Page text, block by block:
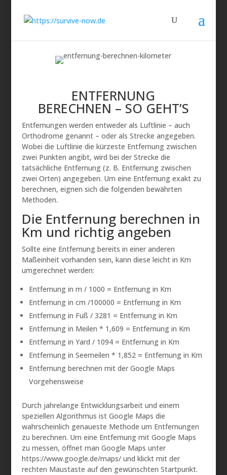
ENTFERNUNG
BERECHNEN – SO GEHT’S
Entfernungen werden entweder als Luftlinie – auch
Orthodrome genannt – oder als Strecke angegeben.
Wobei die Luftlinie die kürzeste Entfernung zwischen
zwei Punkten angibt, wird bei der Strecke die
tatsächliche Entfernung (z. B. Entfernung zwischen
zwei Orten) angegeben. Um eine Entfernung exakt zu
berechnen, eignen sich die folgenden bewährten
Methoden.
Die Entfernung berechnen in
Km und richtig angeben
Sollte eine Entfernung bereits in einer anderen
Maßeinheit vorhanden sein, kann diese leicht in Km
umgerechnet werden:
Entfernung in m / 1000 = Entfernung in Km
Entfernung in cm /100000 = Entfernung in Km
Entfernung in Fuß / 3281 = Entfernung in Km
Entfernung in Meilen * 1,609 = Entfernung in Km
Entfernung in Yard / 1094 = Entfernung in Km
Entfernung in Seemeilen * 1,852 = Entfernung in Km
Entfernung berechnen mit der Google Maps
Vorgehensweise
Durch jahrelange Entwicklungsarbeit und einem
speziellen Algorithmus ist Google Maps die
wahrscheinlich genaueste Methode um Entfernungen
zu berechnen. Um eine Entfernung mit Google Maps
zu messen, öffnet man Google Maps unter
https://www.google.de/maps/ und klickt mit der
rechten Maustaste auf den gewünschten Startpunkt.